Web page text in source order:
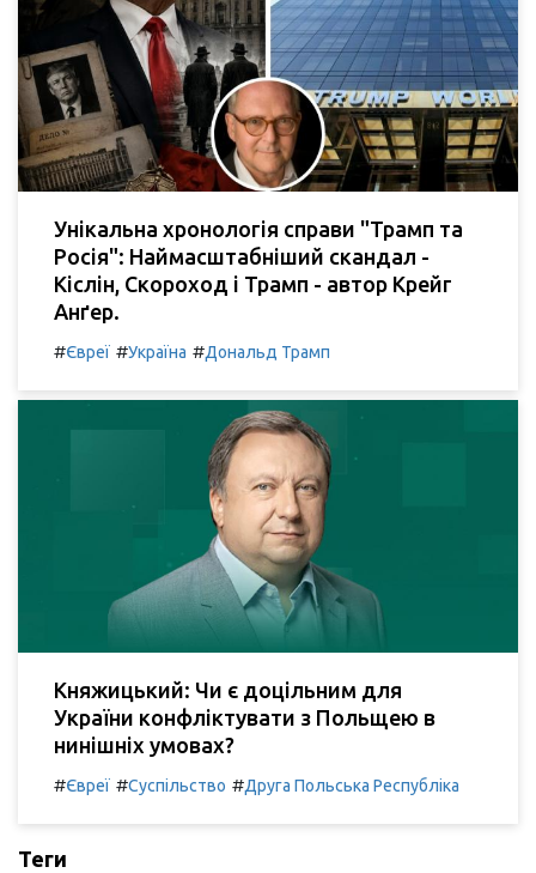
Унікальна хронологія справи "Трамп та
Росія": Наймасштабніший скандал -
Кіслін, Скороход і Трамп - автор Крейг
Анґер.
#Євреї #Україна #Дональд Трамп
Княжицький: Чи є доцільним для
України конфліктувати з Польщею в
нинішніх умовах?
#Євреї #Суспільство #Друга Польська Республіка
Теги